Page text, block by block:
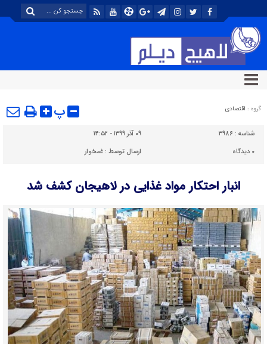
گروه : اقتصادی پ
شناسه : ۳۹۸۶
۰۹ آذر ۱۳۹۹ - ۱۴:۵۲
۰ دیدگاه ارسال توسط :غمخوار
انبار احتكار مواد غذايي در لاهیجان کشف شد